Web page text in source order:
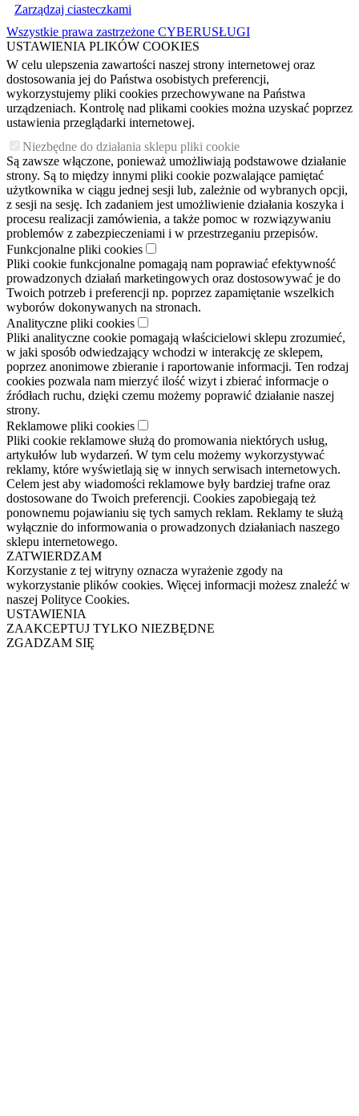
Zarządzaj ciasteczkami
Wszystkie prawa zastrzeżone CYBERUSŁUGI
USTAWIENIA PLIKÓW COOKIES
W celu ulepszenia zawartości naszej strony internetowej oraz
dostosowania jej do Państwa osobistych preferencji,
wykorzystujemy pliki cookies przechowywane na Państwa
urządzeniach. Kontrolę nad plikami cookies można uzyskać poprzez
ustawienia przeglądarki internetowej.
Niezbędne do działania sklepu pliki cookie
Są zawsze włączone, ponieważ umożliwiają podstawowe działanie
strony. Są to między innymi pliki cookie pozwalające pamiętać
użytkownika w ciągu jednej sesji lub, zależnie od wybranych opcji,
z sesji na sesję. Ich zadaniem jest umożliwienie działania koszyka i
procesu realizacji zamówienia, a także pomoc w rozwiązywaniu
problemów z zabezpieczeniami i w przestrzeganiu przepisów.
Funkcjonalne pliki cookies
Pliki cookie funkcjonalne pomagają nam poprawiać efektywność
prowadzonych działań marketingowych oraz dostosowywać je do
Twoich potrzeb i preferencji np. poprzez zapamiętanie wszelkich
wyborów dokonywanych na stronach.
Analityczne pliki cookies
Pliki analityczne cookie pomagają właścicielowi sklepu zrozumieć,
w jaki sposób odwiedzający wchodzi w interakcję ze sklepem,
poprzez anonimowe zbieranie i raportowanie informacji. Ten rodzaj
cookies pozwala nam mierzyć ilość wizyt i zbierać informacje o
źródłach ruchu, dzięki czemu możemy poprawić działanie naszej
strony.
Reklamowe pliki cookies
Pliki cookie reklamowe służą do promowania niektórych usług,
artykułów lub wydarzeń. W tym celu możemy wykorzystywać
reklamy, które wyświetlają się w innych serwisach internetowych.
Celem jest aby wiadomości reklamowe były bardziej trafne oraz
dostosowane do Twoich preferencji. Cookies zapobiegają też
ponownemu pojawianiu się tych samych reklam. Reklamy te służą
wyłącznie do informowania o prowadzonych działaniach naszego
sklepu internetowego.
ZATWIERDZAM
Korzystanie z tej witryny oznacza wyrażenie zgody na
wykorzystanie plików cookies. Więcej informacji możesz znaleźć w
naszej Polityce Cookies.
USTAWIENIA
ZAAKCEPTUJ TYLKO NIEZBĘDNE
ZGADZAM SIĘ